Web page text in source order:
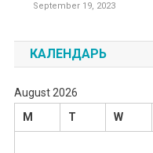
September 19, 2023
КАЛЕНДАРЬ
August 2026
M
T W